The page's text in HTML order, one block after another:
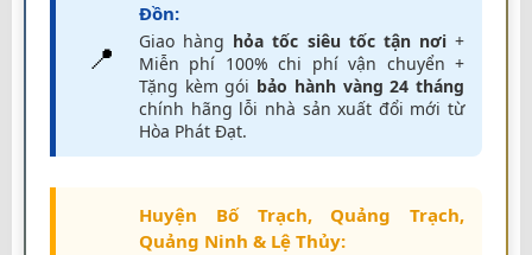
📍
Đồn:
Giao hàng hỏa tốc siêu tốc tận nơi+
Miễn phí 100% chi phí vận chuyển +
Tặng kèm gói bảo hành vàng 24 tháng
chính hãng lỗi nhà sản xuất đổi mới từ
Hòa Phát Đạt.
Huyện Bố Trạch, Quảng Trạch,
Quảng Ninh & Lệ Thủy: